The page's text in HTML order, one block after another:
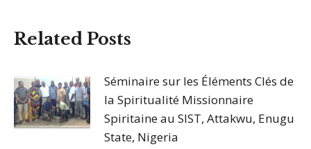
Related Posts
Séminaire sur les Éléments Clés de
la Spiritualité Missionnaire
Spiritaine au SIST, Attakwu, Enugu
State, Nigeria